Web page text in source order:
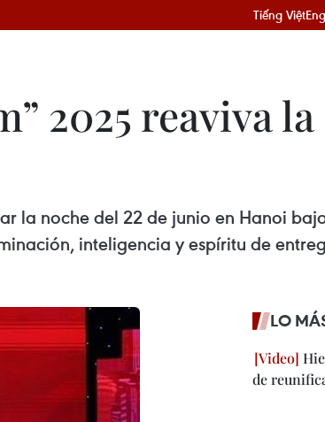
Tiếng Việt
2025 reaviva
la noche del 22 de junio en Hanoi
inteligencia y espíritu de
LO
de